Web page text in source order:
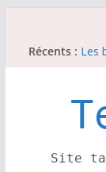
Récents : Les
Les
Site